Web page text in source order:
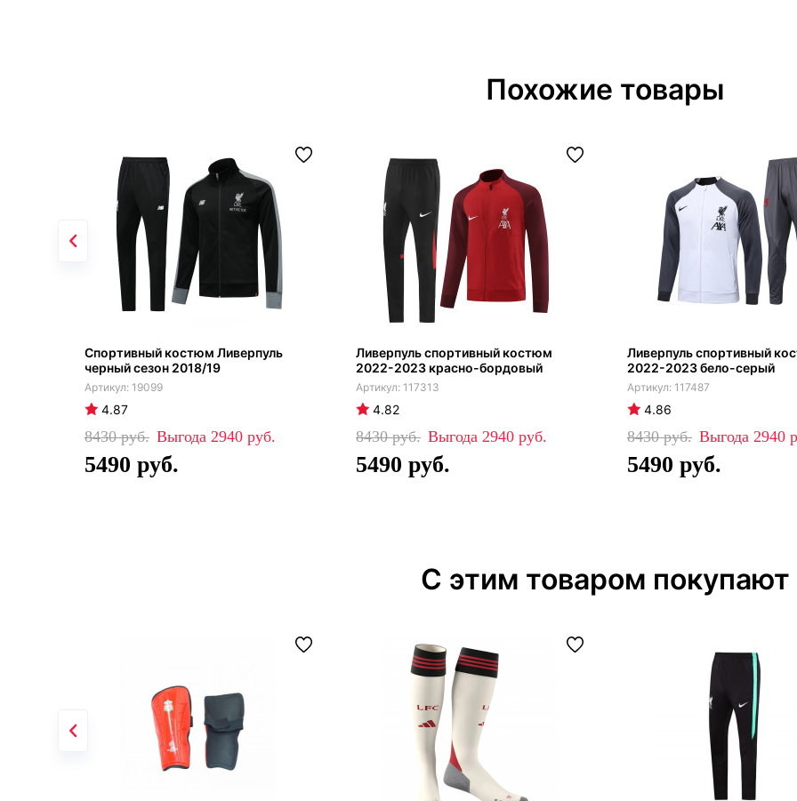
Похожие товары
Спортивный костюм Ливерпуль
черный сезон 2018/19
19099
4.87
8430 2940
5490
Ливерпуль спортивный костюм
2022-2023 красно-бордовый
117313
4.82
8430 2940
5490
Ливерпуль спортивный
2022-2023 бело-серый
117487
4.86
8430 2940
5490
С этим товаром покупают